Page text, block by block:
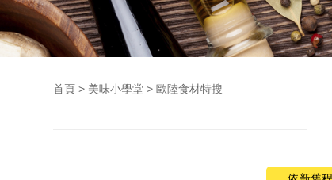
首頁 美味小學堂 歐陸食材特搜